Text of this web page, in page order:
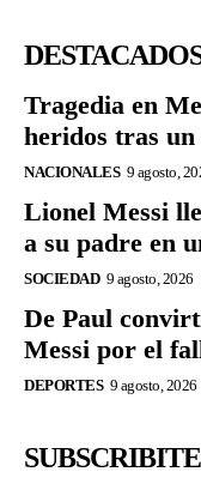
Tragedia en
heridos tras un
NACIONALES 9 agosto,
Lionel Messi
a su padre en
SOCIEDAD 9 agosto, 2026
De Paul
Messi por el
DEPORTES 9 agosto, 2026